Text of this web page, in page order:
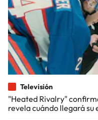
Televisión
"Heated Rivalry"
revela cuándo llegará